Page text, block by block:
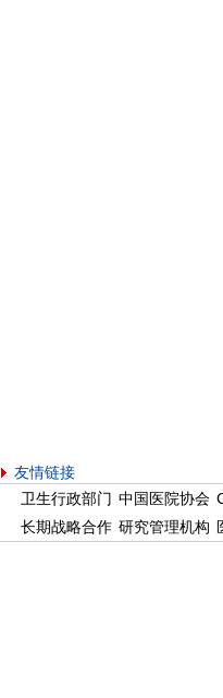
友情链接
卫生行政部门 中国医院协会
长期战略合作 研究管理机构